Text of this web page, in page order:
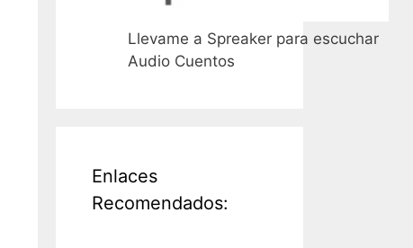
Llevame a Spreaker para escuchar
Audio Cuentos
Enlaces
Recomendados: